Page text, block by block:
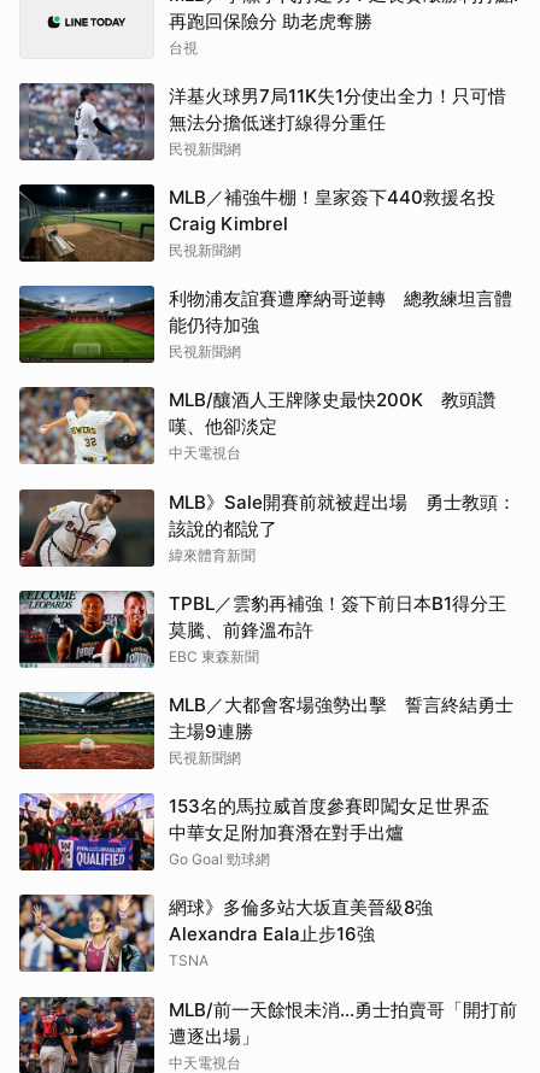
再跑回保險分 助老虎奪勝
台視
洋基火球男7局11K失1分使出全力！只可惜
無法分擔低迷打線得分重任
民視新聞網
MLB／補強牛棚！皇家簽下440救援名投
Craig Kimbrel
民視新聞網
利物浦友誼賽遭摩納哥逆轉 總教練坦言體
能仍待加強
民視新聞網
MLB/釀酒人王牌隊史最快200K 教頭讚
嘆、他卻淡定
中天電視台
MLB》Sale開賽前就被趕出場 勇士教頭：
該說的都說了
緯來體育新聞
TPBL／雲豹再補強！簽下前日本B1得分王
莫騰、前鋒溫布許
EBC 東森新聞
MLB／大都會客場強勢出擊 誓言終結勇士
主場9連勝
民視新聞網
153名的馬拉威首度參賽即闖女足世界盃
中華女足附加賽潛在對手出爐
Go Goal 勁球網
網球》多倫多站大坂直美晉級8強
Alexandra Eala止步16強
TSNA
MLB/前一天餘恨未消...勇士拍賣哥「開打前
遭逐出場」
中天電視台